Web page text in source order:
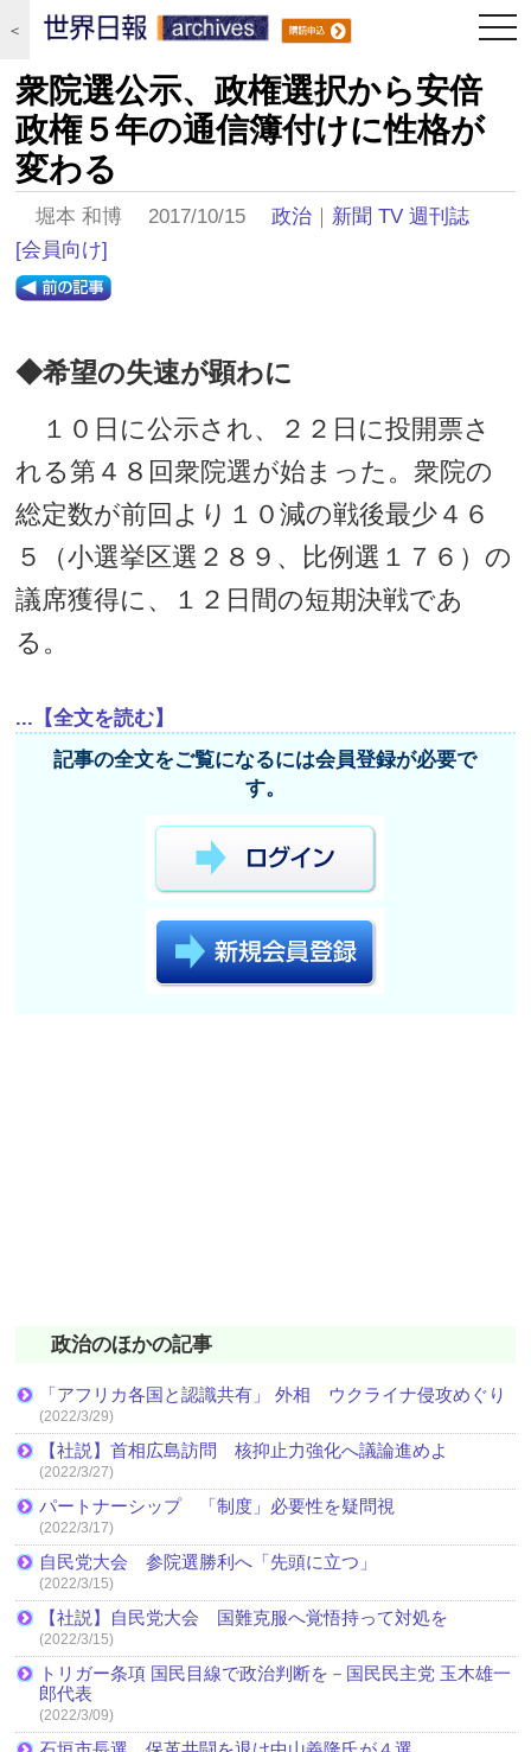
＜
衆院選公示、政権選択から安倍
政権５年の通信簿付けに性格が
変わる
堀本 和博 2017/10/15政治 ｜ 新聞 TV 週刊誌
[会員向け]
◆希望の失速が顕わに
１０日に公示され、２２日に投開票さ
れる第４８回衆院選が始まった。衆院の
総定数が前回より１０減の戦後最少４６
５（小選挙区選２８９、比例選１７６）の
議席獲得に、１２日間の短期決戦であ
る。
...【全文を読む】
記事の全文をご覧になるには会員登録が必要で
す。
政治のほかの記事
「アフリカ各国と認識共有」 外相 ウクライナ侵攻めぐり
(2022/3/29)
【社説】首相広島訪問 核抑止力強化へ議論進めよ
(2022/3/27)
パートナーシップ 「制度」必要性を疑問視
(2022/3/17)
自民党大会 参院選勝利へ「先頭に立つ」
(2022/3/15)
【社説】自民党大会 国難克服へ覚悟持って対処を
(2022/3/15)
トリガー条項 国民目線で政治判断を－国民民主党 玉木雄一
郎代表
(2022/3/09)